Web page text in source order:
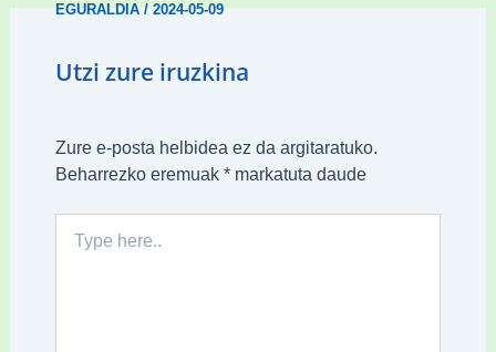
EGURALDIA/2024-05-09
Utzi zure iruzkina
Zure e-posta helbidea ez da argitaratuko.
Beharrezko eremuak *markatuta daude
here..